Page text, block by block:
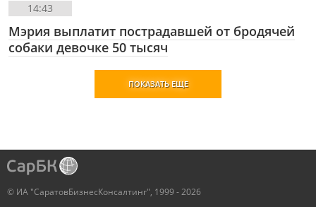
14:43
Мэрия выплатит пострадавшей от бродячей
собаки девочке 50 тысяч
ПОКАЗАТЬ ЕЩЕ
© ИА "СаратовБизнесКонсалтинг", 1999 - 2026